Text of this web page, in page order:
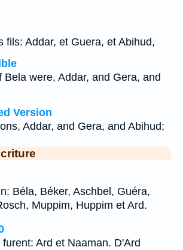
fils: Addar, et Guera, et Abihud,
Bela were, Addar, and Gera, and
Version
Addar, and Gera, and Abihud;
Béla, Béker, Aschbel, Guéra,
Muppim, Huppim et Ard.
Ard et Naaman. D'Ard